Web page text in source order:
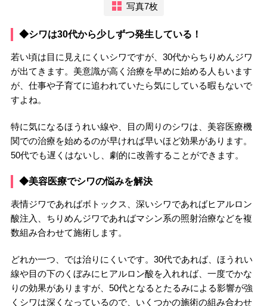
写真7枚
◆シワは30代から少しずつ発生している！
若い頃は目に見えにくいシワですが、30代からちりめんジワ
が出てきます。美意識が高く治療を早めに始める人もいます
が、仕事や子育てに追われていたら気にしている暇もないで
すよね。
特に気になるほうれい線や、目の周りのシワは、美容医療機
関での治療を始めるのが早ければ早いほど効果があります。
50代でも遅くはないし、劇的に改善することができます。
◆美容医療でシワの悩みを解決
表情ジワであればボトックス、深いシワであればヒアルロン
酸注入、ちりめんジワであればマシン系の照射治療などを複
数組み合わせて施術します。
どれか一つ、では治りにくいです。30代であれば、ほうれい
線や目の下のくぼみにヒアルロン酸を入れれば、一度でかな
りの効果がありますが、50代となるとたるみによる影響が強
くシワは深くなっているので、いくつかの施術の組み合わせ